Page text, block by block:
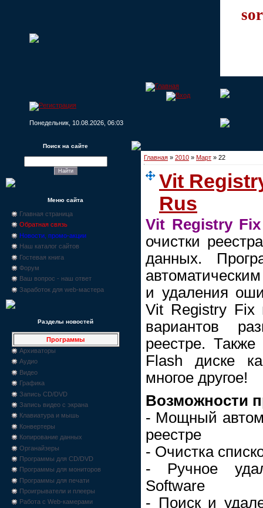
Понедельник, 10.08.2026, 06:03
Поиск на сайте
Меню сайта
Главная страница
Обратная связь
Новости, промо-акции
Наш каталог сайтов
Гостевая книга
Форум
Ваш вопрос - наш ответ
Заработок для web-мастера
Разделы новостей
Программы
Архиваторы
Аудио
Видео
Графика
Запись CD/DVD
Запись видео с экрана
Клавиатура и мышь
Конвертеры
Копирование данных
Органайзеры
Программы для CD/DVD
Программы для мониторов
Программы для печати
Проигрыватели и плееры
Работа с Web-камерами
Главная » 2010 » Март » 22
Vit
Rus
Vit Registry Fix
очистки
данных.
и удаления
Vit Registry Fix
вариантов
реестре.
Flash диске
многое другое!
Возможности
- Мощный
реестре
- Очистка
- Ручное
Software
- Поиск и